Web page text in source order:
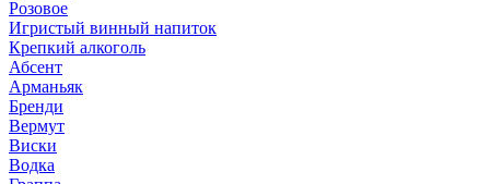
Розовое
Игристый винный напиток
Крепкий алкоголь
Абсент
Арманьяк
Бренди
Вермут
Виски
Водка